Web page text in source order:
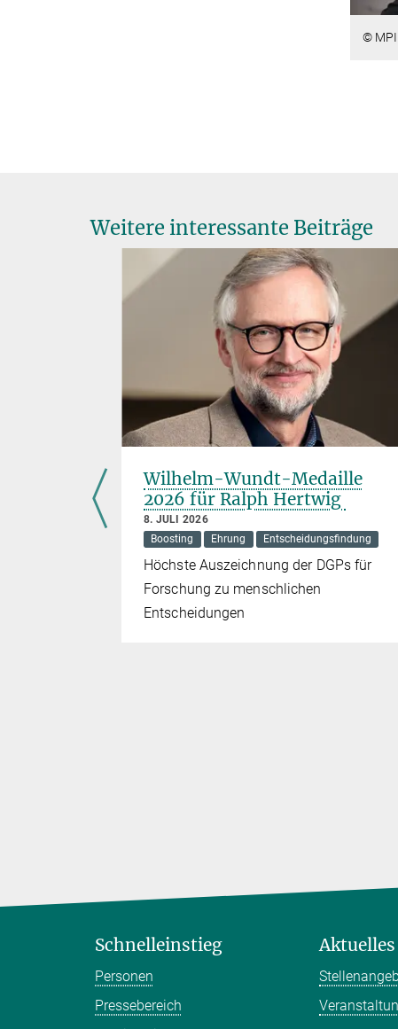
©
Weitere interessante Beiträge
Wilhelm-Wundt-Medaille
2026 für Ralph Hertwig
8. JULI 2026
Boosting
Ehrung Entscheidungsfindung
Höchste Auszeichnung der DGPs für
Forschung zu menschlichen
Entscheidungen
Schnelleinstieg
Personen
Pressebereich
Aktuelles